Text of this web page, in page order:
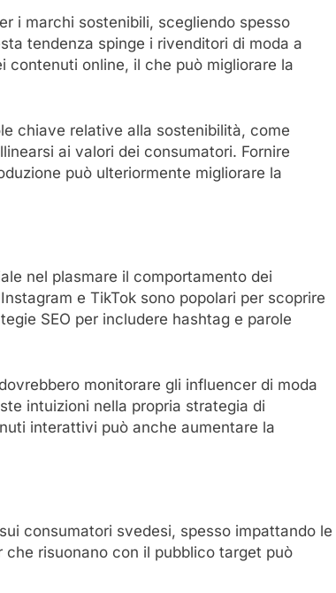
i marchi sostenibili, scegliendo spesso
tendenza spinge i rivenditori di moda a
contenuti online, il che può migliorare la
chiave relative alla sostenibilità, come
ai valori dei consumatori. Fornire
può ulteriormente migliorare la
nel plasmare il comportamento dei
e TikTok sono popolari per scoprire
SEO per includere hashtag e parole
monitorare gli influencer di moda
intuizioni nella propria strategia di
interattivi può anche aumentare la
consumatori svedesi, spesso impattando le
risuonano con il pubblico target può